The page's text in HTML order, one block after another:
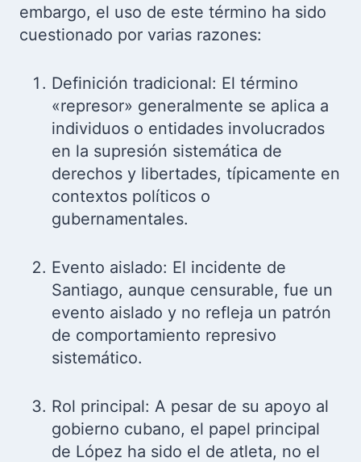
embargo, el uso de este término ha sido
cuestionado por varias razones:
Definición tradicional: El término
«represor» generalmente se aplica a
individuos o entidades involucrados
en la supresión sistemática de
derechos y libertades, típicamente en
contextos políticos o
gubernamentales.
Evento aislado: El incidente de
Santiago, aunque censurable, fue un
evento aislado y no refleja un patrón
de comportamiento represivo
sistemático.
Rol principal: A pesar de su apoyo al
gobierno cubano, el papel principal
de López ha sido el de atleta, no el